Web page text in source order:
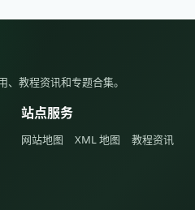
教程资讯和专题合集。
站点服务
网站地图 XML 地图 教程资讯